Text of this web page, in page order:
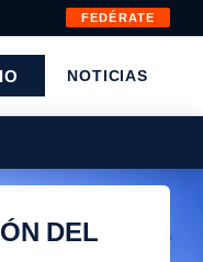
FEDÉRATE
NOTICIAS
DEL